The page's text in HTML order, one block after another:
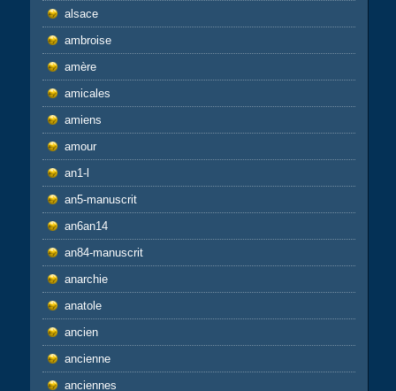
alsace
ambroise
amère
amicales
amiens
amour
an1-l
an5-manuscrit
an6an14
an84-manuscrit
anarchie
anatole
ancien
ancienne
anciennes